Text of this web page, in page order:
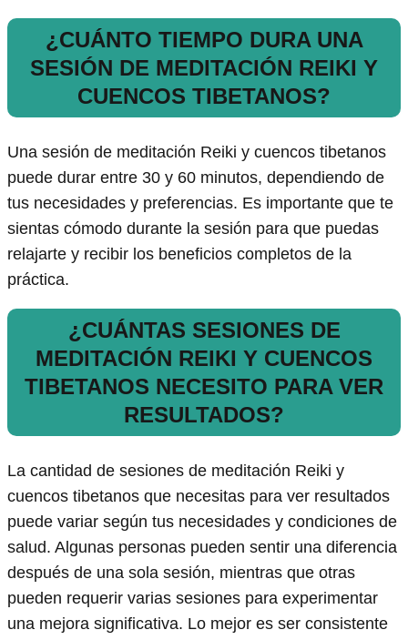
¿CUÁNTO TIEMPO DURA UNA
SESIÓN DE MEDITACIÓN REIKI Y
CUENCOS TIBETANOS?
Una sesión de meditación Reiki y cuencos tibetanos
puede durar entre 30 y 60 minutos, dependiendo de
tus necesidades y preferencias. Es importante que te
sientas cómodo durante la sesión para que puedas
relajarte y recibir los beneficios completos de la
práctica.
¿CUÁNTAS SESIONES DE
MEDITACIÓN REIKI Y CUENCOS
TIBETANOS NECESITO PARA VER
RESULTADOS?
La cantidad de sesiones de meditación Reiki y
cuencos tibetanos que necesitas para ver resultados
puede variar según tus necesidades y condiciones de
salud. Algunas personas pueden sentir una diferencia
después de una sola sesión, mientras que otras
pueden requerir varias sesiones para experimentar
una mejora significativa. Lo mejor es ser consistente